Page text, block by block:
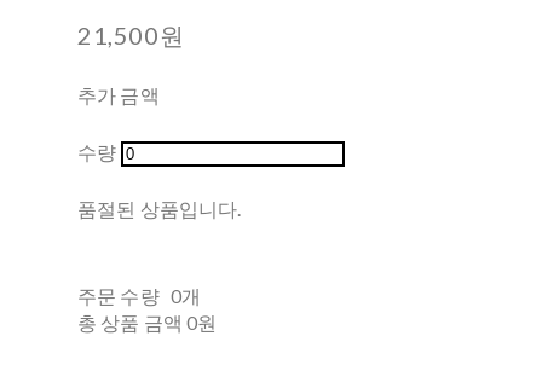
21,500원
추가 금액
수량
품절된 상품입니다.
주문 수량 0개
총 상품 금액 0원